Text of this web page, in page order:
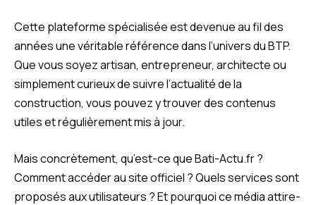
Cette plateforme spécialisée est devenue au fil des
années une véritable référence dans l’univers du BTP.
Que vous soyez artisan, entrepreneur, architecte ou
simplement curieux de suivre l’actualité de la
construction, vous pouvez y trouver des contenus
utiles et régulièrement mis à jour.
Mais concrètement, qu’est-ce que Bati-Actu.fr ?
Comment accéder au site officiel ? Quels services sont
proposés aux utilisateurs ? Et pourquoi ce média attire-